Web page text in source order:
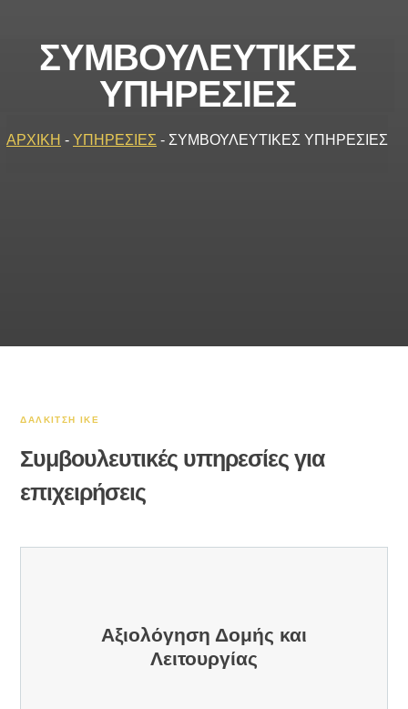
ΣΥΜΒΟΥΛΕΥΤΙΚΕΣ
ΥΠΗΡΕΣΙΕΣ
ΑΡΧΙΚΗ - ΥΠΗΡΕΣΙΕΣ - ΣΥΜΒΟΥΛΕΥΤΙΚΕΣ ΥΠΗΡΕΣΙΕΣ
ΔΑΛΚΙΤΣΗ ΙΚΕ
Συμβουλευτικές υπηρεσίες για
επιχειρήσεις
Αξιολόγηση Δομής και
Λειτουργίας